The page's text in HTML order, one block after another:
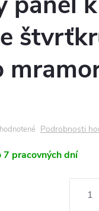
Podrobnosti
pracovných dní